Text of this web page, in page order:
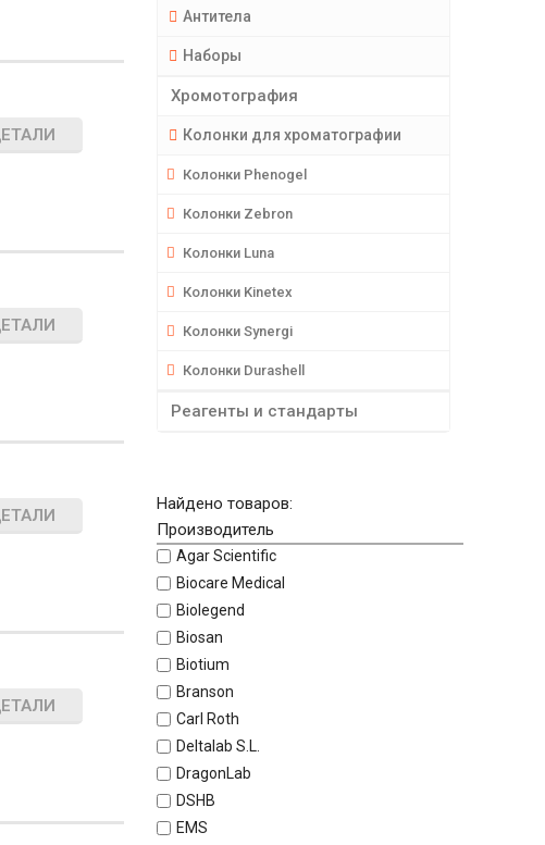
Антитела
Наборы
Хромотография
Колонки для хроматографии
Колонки Phenogel
Колонки Zebron
Колонки Luna
Колонки Kinetex
Колонки Synergi
Колонки Durashell
Реагенты и стандарты
Найдено товаров:
Производитель
Agar Scientific
Biocare Medical
Biolegend
Biosan
Biotium
Branson
Carl Roth
Deltalab S.L.
DragonLab
DSHB
EMS